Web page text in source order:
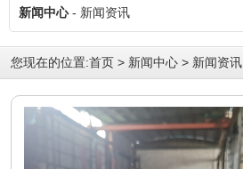
新闻中心- 新闻资讯
您现在的位置:首页 > 新闻中心 > 新闻资讯